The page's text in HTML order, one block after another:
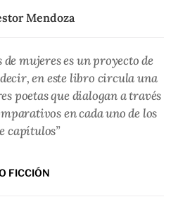
Mendoza
de mujeres es un proyecto de
en este libro circula una
poetas que dialogan a través
en cada uno de los
capítulos”
FICCIÓN